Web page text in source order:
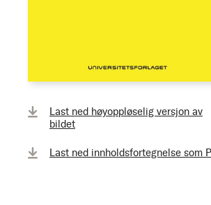
Last ned høyoppløselig versjon av
bildet
Last ned innholdsfortegnelse som